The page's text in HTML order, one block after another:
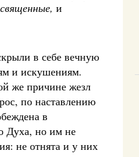
и
в себе вечную
и искушениям.
же причине жезл
по наставлению
в
Духа, но им не
не отнята и у них